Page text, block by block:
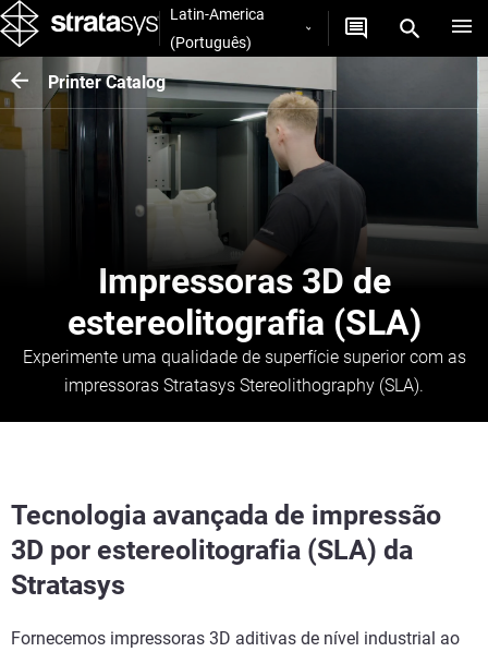
Latin-America
(Português)
Printer Catalog
Impressoras 3D de
estereolitografia (SLA)
Experimente uma qualidade de superfície superior com as
impressoras Stratasys Stereolithography (SLA).
Tecnologia avançada de impressão
3D por estereolitografia (SLA) da
Stratasys
Fornecemos impressoras 3D aditivas de nível industrial ao